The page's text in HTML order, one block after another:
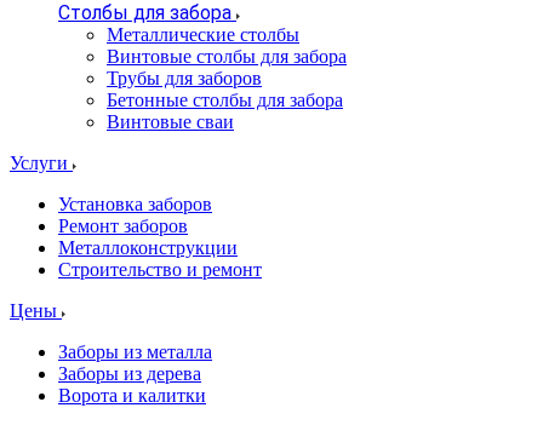
Столбы для забора
Металлические столбы
Винтовые столбы для забора
Трубы для заборов
Бетонные столбы для забора
Винтовые сваи
Услуги
Установка заборов
Ремонт заборов
Металлоконструкции
Строительство и ремонт
Цены
Заборы из металла
Заборы из дерева
Ворота и калитки